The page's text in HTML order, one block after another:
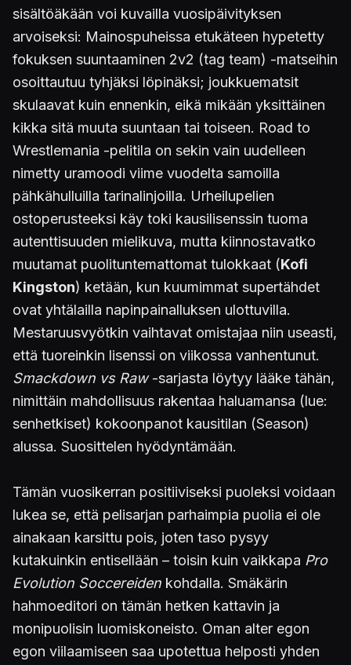
sisältöäkään voi kuvailla vuosipäivityksen
arvoiseksi: Mainospuheissa etukäteen hypetetty
fokuksen suuntaaminen 2v2 (tag team) -matseihin
osoittautuu tyhjäksi löpinäksi; joukkuematsit
skulaavat kuin ennenkin, eikä mikään yksittäinen
kikka sitä muuta suuntaan tai toiseen. Road to
Wrestlemania -pelitila on sekin vain uudelleen
nimetty uramoodi viime vuodelta samoilla
pähkähulluilla tarinalinjoilla. Urheilupelien
ostoperusteeksi käy toki kausilisenssin tuoma
autenttisuuden mielikuva, mutta kiinnostavatko
muutamat puolituntemattomat tulokkaat (Kofi
Kingston) ketään, kun kuumimmat supertähdet
ovat yhtälailla napinpainalluksen ulottuvilla.
Mestaruusvyötkin vaihtavat omistajaa niin useasti,
että tuoreinkin lisenssi on viikossa vanhentunut.
Smackdown vs Raw-sarjasta löytyy lääke tähän,
nimittäin mahdollisuus rakentaa haluamansa (lue:
senhetkiset) kokoonpanot kausitilan (Season)
alussa. Suosittelen hyödyntämään.
Tämän vuosikerran positiiviseksi puoleksi voidaan
lukea se, että pelisarjan parhaimpia puolia ei ole
ainakaan karsittu pois, joten taso pysyy
kutakuinkin entisellään – toisin kuin vaikkapa Pro
Evolution Soccereiden kohdalla. Smäkärin
hahmoeditori on tämän hetken kattavin ja
monipuolisin luomiskoneisto. Oman alter egon
egon viilaamiseen saa upotettua helposti yhden